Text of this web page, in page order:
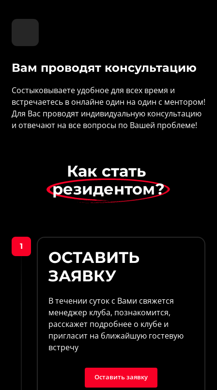
Вам проводят консультацию
Состыковываете удобное для всех время и
встречаетесь в онлайне один на один с ментором!
Для Вас проводят индивидуальную консультацию
и отвечают на все вопросы по Вашей проблеме!
резидентом?
1
ОСТАВИТЬ
ЗАЯВКУ
В течении суток с Вами свяжется
менеджер клуба, познакомится,
расскажет подробнее о клубе и
пригласит на ближайшую гостевую
встречу
Оставить заявку